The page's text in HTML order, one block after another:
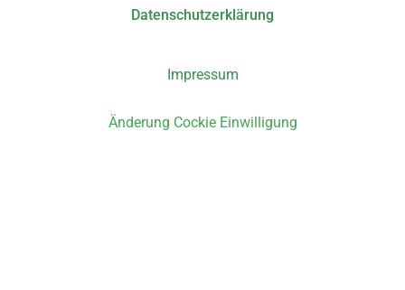
Datenschutzerklärung
Impressum
Änderung Cockie Einwilligung